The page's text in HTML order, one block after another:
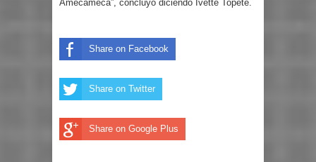
Amecameca”, concluyó diciendo Ivette Topete.
Share on Facebook
Share on Twitter
Share on Google Plus